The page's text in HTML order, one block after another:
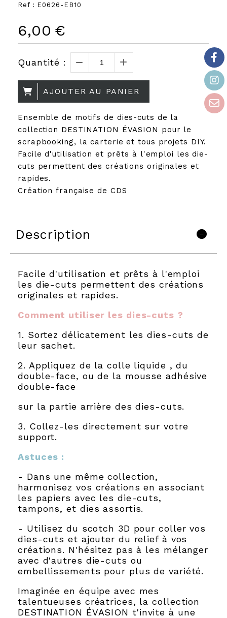
Ref : E0626-EB10
6,00 €
Quantité :
AJOUTER AU PANIER
Ensemble de motifs de dies-cuts de la
collection DESTINATION ÉVASION pour le
scrapbooking, la carterie et tous projets DIY.
Facile d'utilisation et prêts à l'emploi les die-
cuts permettent des créations originales et
rapides.
Création française de CDS
Description
Facile d'utilisation et prêts à l'emploi
les die-cuts permettent des créations
originales et rapides.
Comment utiliser les dies-cuts ?
1. Sortez délicatement les dies-cuts de
leur sachet.
2. Appliquez de la colle liquide , du
double-face , ou de la mousse adhésive
double-face
sur la partie arrière des dies-cuts.
3. Collez-les directement sur votre
support.
Astuces :
- Dans une même collection,
harmonisez vos créations en associant
les papiers avec les die-cuts,
tampons, et dies assortis.
- Utilisez du scotch 3D pour coller vos
dies-cuts et ajouter du relief à vos
créations. N'hésitez pas à les mélanger
avec d'autres die-cuts ou
embellissements pour plus de variété.
Imaginée en équipe avec mes
talentueuses créatrices, la collection
DESTINATION ÉVASION t'invite à une